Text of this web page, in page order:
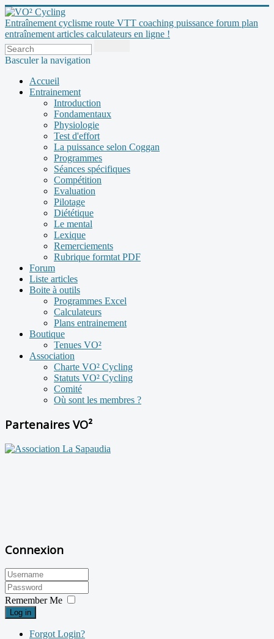
Entraînement cyclisme route VTT coaching puissance forum plan
entraînement articles calculateurs en ligne !
Basculer la navigation
Accueil
Entrainement
Introduction
Fondamentaux
Physiologie
Test d'effort
La puissance selon Coggan
Programmes
Séances spécifiques
Compétition
Evaluation
Pilotage
Diététique
Le mental
Lexique
Remerciements
Rubrique formtat PDF
Forum
Liste articles
Boite à outils
Programmes Excel
Calculateurs
Plans entrainement
Boutique
Tenues VO²
Association
Charte VO² Cycling
Statuts VO² Cycling
Comité
Où sont les membres ?
Partenaires VO²
Connexion
Remember Me
Log in
Forgot Login?